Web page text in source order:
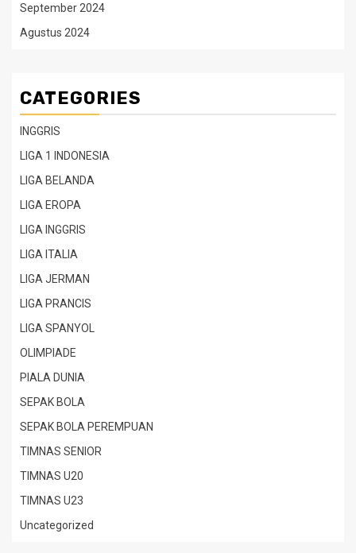
September 2024
Agustus 2024
CATEGORIES
INGGRIS
LIGA 1 INDONESIA
LIGA BELANDA
LIGA EROPA
LIGA INGGRIS
LIGA ITALIA
LIGA JERMAN
LIGA PRANCIS
LIGA SPANYOL
OLIMPIADE
PIALA DUNIA
SEPAK BOLA
SEPAK BOLA PEREMPUAN
TIMNAS SENIOR
TIMNAS U20
TIMNAS U23
Uncategorized